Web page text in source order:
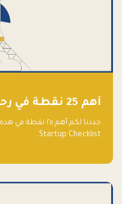
أهم 25 نقطة في رحلة الشركات الناشئة
Startup Checklist.